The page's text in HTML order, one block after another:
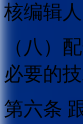
核编辑
（八）
必要的
第六条